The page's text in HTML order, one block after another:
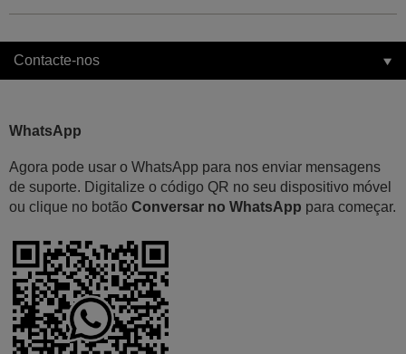
Contacte-nos
WhatsApp
Agora pode usar o WhatsApp para nos enviar mensagens
de suporte. Digitalize o código QR no seu dispositivo móvel
ou clique no botão Conversar no WhatsApp para começar.